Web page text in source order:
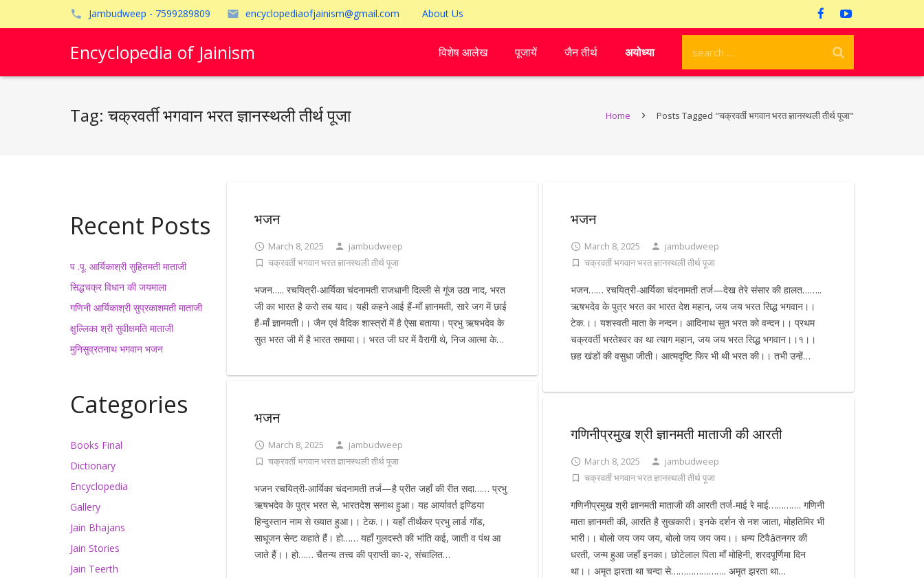
Jambudweep - 7599289809 encyclopediaofjainism@gmail.com About Us
Encyclopedia of Jainism विशेष आलेख पूजायें जैन तीर्थ अयोध्या
Tag:चक्रवर्ती भगवान भरत ज्ञानस्थली तीर्थ पूजा Home Posts Tagged "चक्रवर्ती भगवान भरत ज्ञानस्थली तीर्थ पूजा"
भजन
March 8, 2025
jambudweep
चक्रवर्ती भगवान भरत ज्ञानस्थली तीर्थ पूजा
भजन….. रचयित्री-आर्यिका चंदनामती राजधानी दिल्ली से गूंज उठा नाद, भरत
जी का भारत है करो सब याद। यही कहने आई हैं-माँ ज्ञानमती, सारे जग में छाई
हैं-माँ ज्ञानमती।। जैन एवं वैदिक शास्त्रों में है ऐसा बताया। प्रभु ऋषभदेव के
सुत भरत जी में है भारत समाया।। भरत जी घर में वैरागी थे, निज आत्मा के…
भजन
March 8, 2025
jambudweep
चक्रवर्ती भगवान भरत ज्ञानस्थली तीर्थ पूजा
भजन…… रचयित्री-आर्यिका चंदनामती तर्ज—देख तेरे संसार की हालत……..
ऋषभदेव के पुत्र भरत का भारत देश महान, जय जय भरत सिद्ध भगवान।।
टेक.।। यशस्वती माता के नन्दन। आदिनाथ सुत भरत को वन्दन।। प्रथम
चक्रवर्ती भरतेश्वर का था त्याग महान, जय जय भरत सिद्ध भगवान।।१।।
छह खंडों की वसुधा जीती। आत्मदृष्टि फिर भी थी भरत की।। तभी उन्हें…
भजन
March 8, 2025
jambudweep
चक्रवर्ती भगवान भरत ज्ञानस्थली तीर्थ पूजा
भजन रचयित्री-आर्यिका चंदनामती तर्ज—है प्रीत जहाँ की रीत सदा…… प्रभु
ऋषभदेव के पुत्र भरत से, भारतदेश सनाथ हुआ। यह आर्यावर्त इण्डिया
हिन्दुस्तान नाम से ख्यात हुआ।। टेक.।। यहाँ तीर्थंकर प्रभु लार्ड गॉड,
साधूजन सेन्ट कहाते हैं। हो…… यहाँ गुलदस्ते की भांति कई, जाती व पंथ आ
जाते हैं।। हो…… चैतन्य तत्त्व की प्राप्ती का-२, संचालित…
गणिनीप्रमुख श्री ज्ञानमती माताजी की आरती
March 8, 2025
jambudweep
चक्रवर्ती भगवान भरत ज्ञानस्थली तीर्थ पूजा
गणिनीप्रमुख श्री ज्ञानमती माताजी की आरती तर्ज-माई रे माई…………. गणिनी
माता ज्ञानमती की, आरति है सुखकारी। इनके दर्शन से नश जाता, मोहतिमिर भी
भारी।। बोलो जय जय जय, बोलो जय जय जय।। धन्य टिवैâतनगर की
धरती, जन्म हुआ जहाँ इनका। छोटेलाल पिता माँ मोहिनी, शरदपूर्णिमा दिन
था।। अमृत झरता था चन्दा से…………………. अमृत झरता था…
Recent Posts
प .पू. आर्यिकाश्री सुहितमती माताजी
सिद्धचक्र विधान की जयमाला
गणिनी आर्यिकाश्री सुप्रकाशमती माताजी
क्षुल्लिका श्री सुवीक्षमति माताजी
मुनिसुव्रतनाथ भगवान भजन
Categories
Books Final
Dictionary
Encyclopedia
Gallery
Jain Bhajans
Jain Stories
Jain Teerth